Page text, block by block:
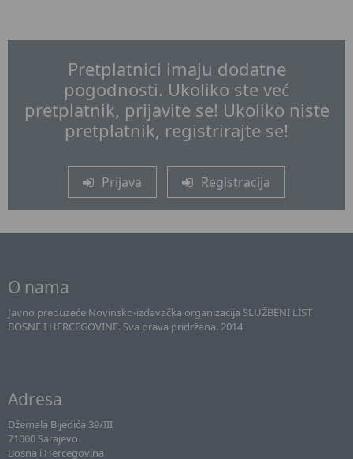
Pretplatnici imaju dodatne
pogodnosti. Ukoliko ste već
pretplatnik, prijavite se! Ukoliko niste
pretplatnik, registrirajte se!
Prijava Registracija
O nama
Javno preduzeće Novinsko-izdavačka organizacija SLUŽBENI LIST
BOSNE I HERCEGOVINE. Sva prava pridržana. 2014
Adresa
Džemala Bijedića 39/III
71000 Sarajevo
Bosna i Hercegovina